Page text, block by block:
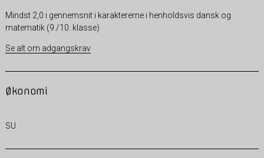
Mindst 2,0 i gennemsnit i karaktererne i henholdsvis dansk og
matematik (9./10. klasse)
Se alt om adgangskrav
Økonomi
SU